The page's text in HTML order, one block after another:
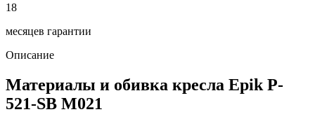
18
месяцев гарантии
Описание
Материалы и обивка кресла Epik P-
521-SB M021